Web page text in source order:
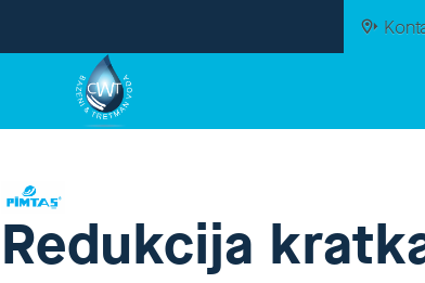
Redukcija